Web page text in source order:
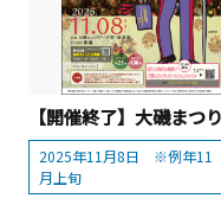
【開催終了】大磯まつり
2025年11月8日 ※例年11
月上旬